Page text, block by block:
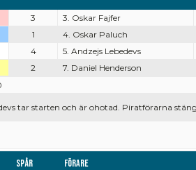
3
3. Oskar Fajfer
1
4. Oskar Paluch
4
5. Andzejs Lebedevs
2
7. Daniel Henderson
tar starten och är ohotad. Piratförarna
Spår Förare